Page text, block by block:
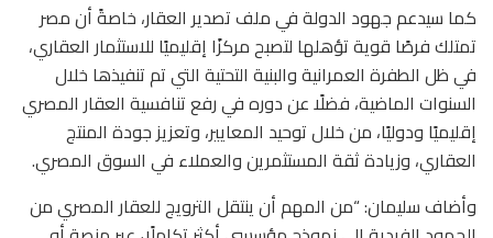
كما سيدعم جهود الدولة في ملف تصدير العقار، خاصةً أن مصر
تمتلك فرصًا قوية تؤهلها لتصبح مركزًا إقليميًا للاستثمار العقاري،
في ظل الطفرة العمرانية والبنية التحتية التي تم تنفيذها خلال
السنوات الماضية، فضلًا عن دوره في رفع تنافسية العقار المصري
إقليميًا ودوليًا، من خلال توحيد المعايير، وتعزيز جودة المنتج
العقاري، وزيادة ثقة المستثمرين والعملاء في السوق المصري.
وأضاف سليمان: “من المهم أن ينتقل الترويج للعقار المصري من